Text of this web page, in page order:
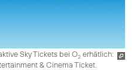
Sky Tickets bei O2erhätlich:
& Cinema Ticket.